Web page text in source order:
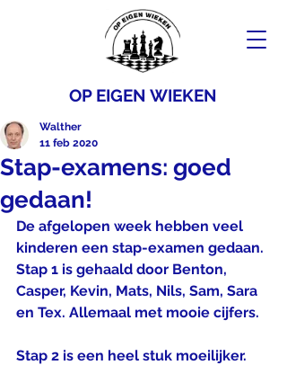
OP EIGEN WIEKEN
Stap-examens: goed
gedaan!
Walther
11 feb 2020
De afgelopen week hebben veel
kinderen een stap-examen gedaan.
Stap 1 is gehaald door Benton,
Casper, Kevin, Mats, Nils, Sam, Sara
en Tex. Allemaal met mooie cijfers.
Stap 2 is een heel stuk moeilijker.